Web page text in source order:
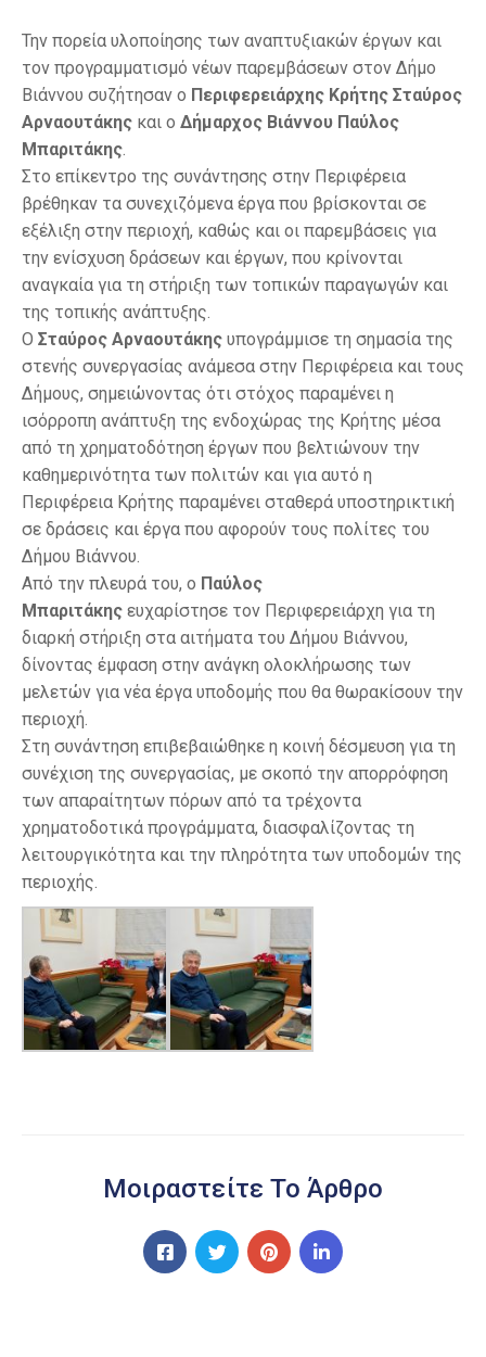
Την πορεία υλοποίησης των αναπτυξιακών έργων και
τον προγραμματισμό νέων παρεμβάσεων στον Δήμο
Βιάννου συζήτησαν ο Περιφερειάρχης Κρήτης Σταύρος
Αρναουτάκης και ο Δήμαρχος Βιάννου Παύλος
Μπαριτάκης
Στο επίκεντρο της συνάντησης στην Περιφέρεια
βρέθηκαν τα συνεχιζόμενα έργα που βρίσκονται σε
εξέλιξη στην περιοχή, καθώς και οι παρεμβάσεις για
την ενίσχυση δράσεων και έργων, που κρίνονται
αναγκαία για τη στήριξη των τοπικών παραγωγών και
της τοπικής ανάπτυξης.
Ο Σταύρος Αρναουτάκης υπογράμμισε τη σημασία της
στενής συνεργασίας ανάμεσα στην Περιφέρεια και τους
Δήμους, σημειώνοντας ότι στόχος παραμένει η
ισόρροπη ανάπτυξη της ενδοχώρας της Κρήτης μέσα
από τη χρηματοδότηση έργων που βελτιώνουν την
καθημερινότητα των πολιτών και για αυτό η
Περιφέρεια Κρήτης παραμένει σταθερά υποστηρικτική
σε δράσεις και έργα που αφορούν τους πολίτες του
Δήμου Βιάννου.
Από την πλευρά του, ο Παύλος
Μπαριτάκης ευχαρίστησε τον Περιφερειάρχη για τη
διαρκή στήριξη στα αιτήματα του Δήμου Βιάννου,
δίνοντας έμφαση στην ανάγκη ολοκλήρωσης των
μελετών για νέα έργα υποδομής που θα θωρακίσουν την
περιοχή.
Στη συνάντηση επιβεβαιώθηκε η κοινή δέσμευση για τη
συνέχιση της συνεργασίας, με σκοπό την απορρόφηση
των απαραίτητων πόρων από τα τρέχοντα
χρηματοδοτικά προγράμματα, διασφαλίζοντας τη
λειτουργικότητα και την πληρότητα των υποδομών της
περιοχής.
Μοιραστείτε Το Άρθρο